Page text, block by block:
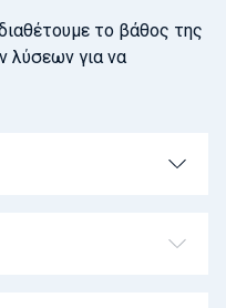
το βάθος της
λύσεων για να